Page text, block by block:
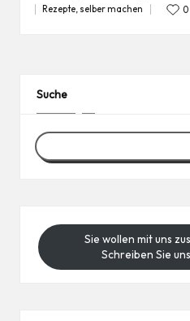
Posted
Rezepte, selber machen 0
Suche
Sie wollen mit uns
Schreiben Sie